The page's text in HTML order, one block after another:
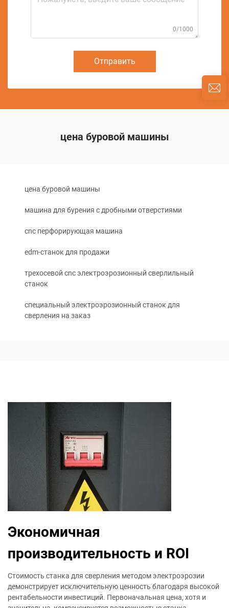
0/1000
Отправить
цена буровой машины
цена буровой машины
машина для бурения с дробными отверстиями
cnc перфорирующая машина
edm-станок для продажи
трехосевой cnc электроэрозионный сверлильный
станок
специальный электроэрозионный станок для
сверления на заказ
Экономичная
производительность и ROI
Стоимость станка для сверления методом электроэрозии
демонстрирует исключительную ценность благодаря высокой
рентабельности инвестиций. Первоначальная цена, хотя и